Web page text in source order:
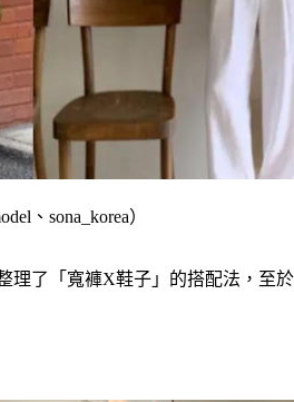
、sona_korea）
理了「寬褲X鞋子」的搭配法，